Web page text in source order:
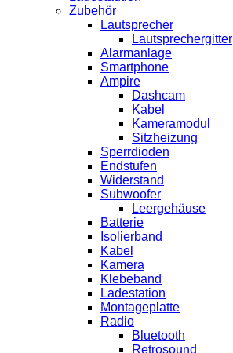
Zubehör
Lautsprecher
Lautsprechergitter
Alarmanlage
Smartphone
Ampire
Dashcam
Kabel
Kameramodul
Sitzheizung
Sperrdioden
Endstufen
Widerstand
Subwoofer
Leergehäuse
Batterie
Isolierband
Kabel
Kamera
Klebeband
Ladestation
Montageplatte
Radio
Bluetooth
Retrosound